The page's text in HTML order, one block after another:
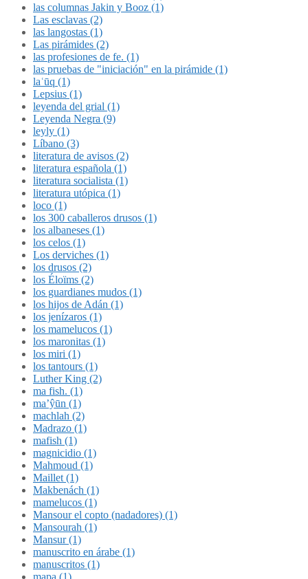
las columnas Jakin y Booz (1)
Las esclavas (2)
las langostas (1)
Las pirámides (2)
las profesiones de fe. (1)
las pruebas de "iniciación" en la pirámide (1)
laʿūq (1)
Lepsius (1)
leyenda del grial (1)
Leyenda Negra (9)
leyly (1)
Líbano (3)
literatura de avisos (2)
literatura española (1)
literatura socialista (1)
literatura utópica (1)
loco (1)
los 300 caballeros drusos (1)
los albaneses (1)
los celos (1)
Los derviches (1)
los drusos (2)
los Éloïms (2)
los guardianes mudos (1)
los hijos de Adán (1)
los jenízaros (1)
los mamelucos (1)
los maronitas (1)
los miri (1)
los tantours (1)
Luther King (2)
ma fish. (1)
ma’ŷūn (1)
machlah (2)
Madrazo (1)
mafish (1)
magnicidio (1)
Mahmoud (1)
Maillet (1)
Makbenách (1)
mamelucos (1)
Mansour el copto (nadadores) (1)
Mansourah (1)
Mansur (1)
manuscrito en árabe (1)
manuscritos (1)
mapa (1)